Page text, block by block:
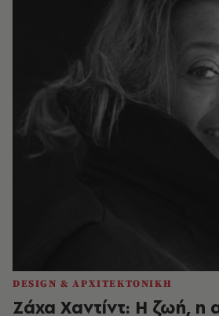
DESIGN & ΑΡΧΙΤΕΚΤΟΝΙΚΗ
Ζάχα Χαντίντ: Η ζωή, η